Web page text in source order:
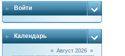
Войти
Календарь
« Август 2026 »